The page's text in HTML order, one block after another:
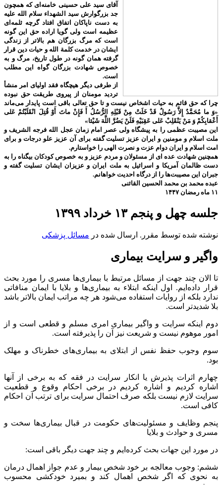
آقای سید علی حسینی خامنه‌ای که همچون
جد بزرگوارش سید الشهداء سلام الله علیه
به دست ناپاکان اتفاق افتاد گرچه ثلمه‌ای
عظیمه است ولی گویا اراده حق این گونه
است که مرگ بزرگان هم بالاتر از زندگی
ایشان در خدمت کلمة الله و حیات دین قرار
گرفته همان گونه در طول تاریخ، مرگ و به
خصوص شهادت بزرگان گواه این مطلب
است.
از طرفی دیگر هیچگاه فقد اولیای امر منشأ
تردید مومنان از پیروی طریقت حق نبوده
چرا که حق قائم به حیات اشخاص نیست و تا حق تعالی باقی است پایدار می‌ماند
«وَ ما مُحَمَّدٌ إِلاَّ رَسُولٌ قَدْ خَلَتْ مِنْ قَبْلِهِ الرُّسُلُ أَ فَإِنْ ماتَ أَوْ قُتِلَ انْقَلَبْتُمْ عَلى‌
أَعْقابِكُمْ وَ مَنْ يَنْقَلِبْ عَلى‌ عَقِبَيْهِ فَلَنْ يَضُرَّ اللَّهَ شَيْئا»
این مصیبت عظمی را به پیشگاه ولی عصر امام زمان عجل الله فرجه الشریف و
ملت اسلام و مومنین و ایران عزیز تسلیت گفته برای آن عزیز علو درجات و برای
امت اسلام و ایران دوام عزت و نصرت الهی را خواستارم.
همچنین شهادت عده ای از مسئولان و مردم عزیز و به خصوص کودکان بیگناه را به
دست ظالمان آمریکا و اسرائیل به ملت ایران و عزیزان ایشان تسلیت گفته و
جبران این مصیبت‌ها را از درگاه احدیت خواهانم.
عبده محمد بن محمد الحسین القائنی
۱۱ ماه رمضان ۱۴۴۷
جلسه چهل و پنجم ۱۳ خرداد ۱۳۹۹
نوشته شده توسط مقرر. ارسال شده در مسائل پزشکی
واگیر و سرایت بیماری
تا الان چند جهت از مسائل مرتبط با بیماری‌ها مسری را مورد بحث
قرار داده‌ایم. اول اینکه ابتلاء به بیماری‌ها و بلایا با ایمان منافاتی
ندارد بلکه از روایات استفاده می‌شود هر چه مراتب ایمان بالاتر باشد
بلا شدیدتر است.
دوم اینکه سرایت و واگیر بیماری امری مسلم و قطعی است و از
امور موهوم نیست و شریعت نیز آن را پذیرفته است.
سوم وجوب حفظ نفس از ابتلای به بیماری‌های خطرناک و مهلک
بود.
چهارم اثرات پذیرش یا انکار سرایت در فقه که به برخی از آنها
اشاره کردیم و اشاره کردیم در برخی احکام وقوع و قطعیت
سرایت لازم نیست بلکه صرف احتمال سرایت برای ترتب آن احکام
کافی است.
پنجم وظایف و مسئولیت‌های حکومت در قبال بیماری‌ها سخت و
مسری و حوادث و بلایا
در مورد این جهات بحث کرده‌ایم و چند جهت دیگر باقی است:
ششم: وجوب معالجه بر خود شخص بیمار و عدم جواز اهمال درمان
به نحوی که اگر شخص اهمال کند و بمیرد خودکشی محسوب